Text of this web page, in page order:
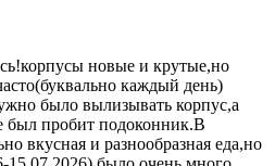
новые и крутые,но
каждый день)
было вылизывать корпус,а
был пробит подоконник.В
вкусная и разнообразная еда,но